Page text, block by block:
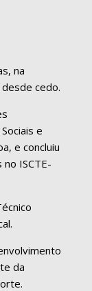
na
cedo.
e
e concluiu
ISCTE-
da